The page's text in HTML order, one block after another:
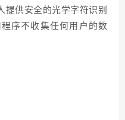
提供安全的光学字符识别
序不收集任何用户的数